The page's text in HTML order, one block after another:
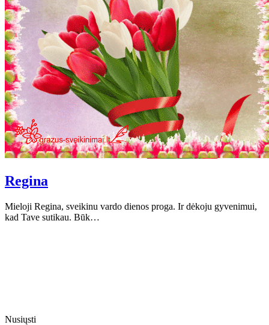
Regina
Mieloji Regina, sveikinu vardo dienos proga. Ir dėkoju gyvenimui,
kad Tave sutikau. Būk…
Nusiųsti